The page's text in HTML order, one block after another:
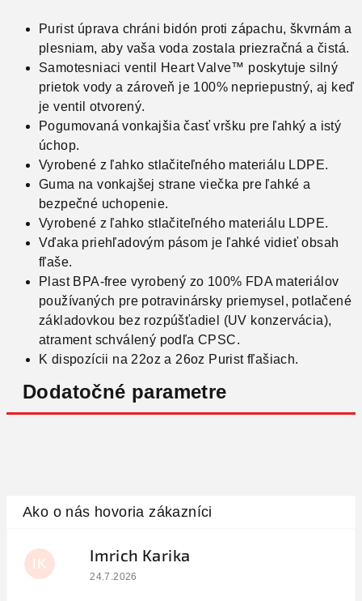
Purist úprava chráni bidón proti zápachu, škvrnám a
plesniam, aby vaša voda zostala priezračná a čistá.
Samotesniaci ventil Heart Valve™ poskytuje silný
prietok vody a zároveň je 100% nepriepustný, aj keď
je ventil otvorený.
Pogumovaná vonkajšia časť vršku pre ľahký a istý
úchop.
Vyrobené z ľahko stlačiteľného materiálu LDPE.
Guma na vonkajšej strane viečka pre ľahké a
bezpečné uchopenie.
Vyrobené z ľahko stlačiteľného materiálu LDPE.
Vďaka priehľadovým pásom je ľahké vidieť obsah
fľaše.
Plast BPA-free vyrobený zo 100% FDA materiálov
používaných pre potravinársky priemysel, potlačené
základovkou bez rozpúšťadiel (UV konzervácia),
atrament schválený podľa CPSC.
K dispozícii na 22oz a 26oz Purist fľašiach.
Dodatočné parametre
IK Imrich Karika
Hodnotenie obchodu je 5 z 5 hviezdičiek.
24.7.2026